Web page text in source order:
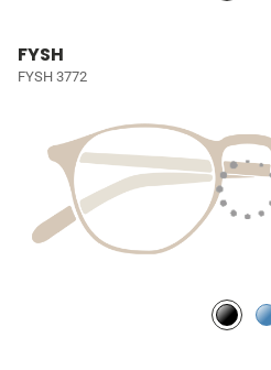
FYSH
FYSH 3772